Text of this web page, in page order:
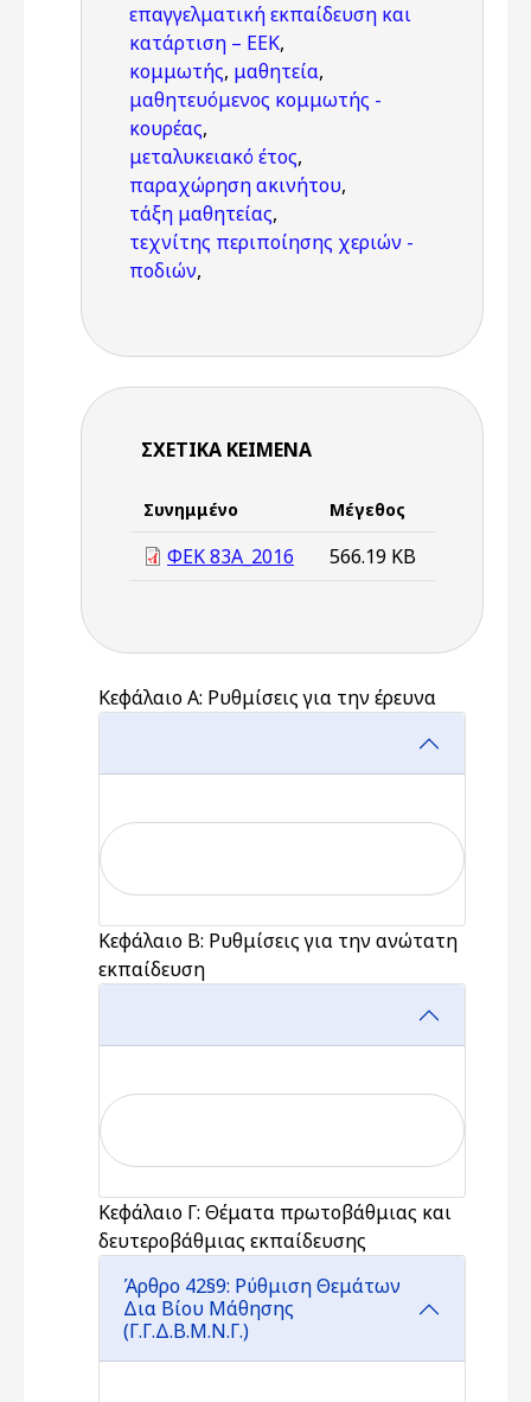
επαγγελματική εκπαίδευση και
κατάρτιση – ΕΕΚ,
κομμωτής, μαθητεία,
μαθητευόμενος κομμωτής -
κουρέας,
μεταλυκειακό έτος,
παραχώρηση ακινήτου,
τάξη μαθητείας,
τεχνίτης περιποίησης χεριών -
ποδιών,
ΣΧΕΤΙΚΆ ΚΕΊΜΕΝΑ
Συνημμένο Μέγεθος
ΦΕΚ 83Α_2016 566.19 KB
Κεφάλαιο Α: Ρυθμίσεις για την έρευνα
Κεφάλαιο Β: Ρυθμίσεις για την ανώτατη
εκπαίδευση
Κεφάλαιο Γ: Θέματα πρωτοβάθμιας και
δευτεροβάθμιας εκπαίδευσης
Άρθρο 42§9: Ρύθμιση Θεμάτων
Δια Βίου Μάθησης
(Γ.Γ.Δ.Β.Μ.Ν.Γ.)